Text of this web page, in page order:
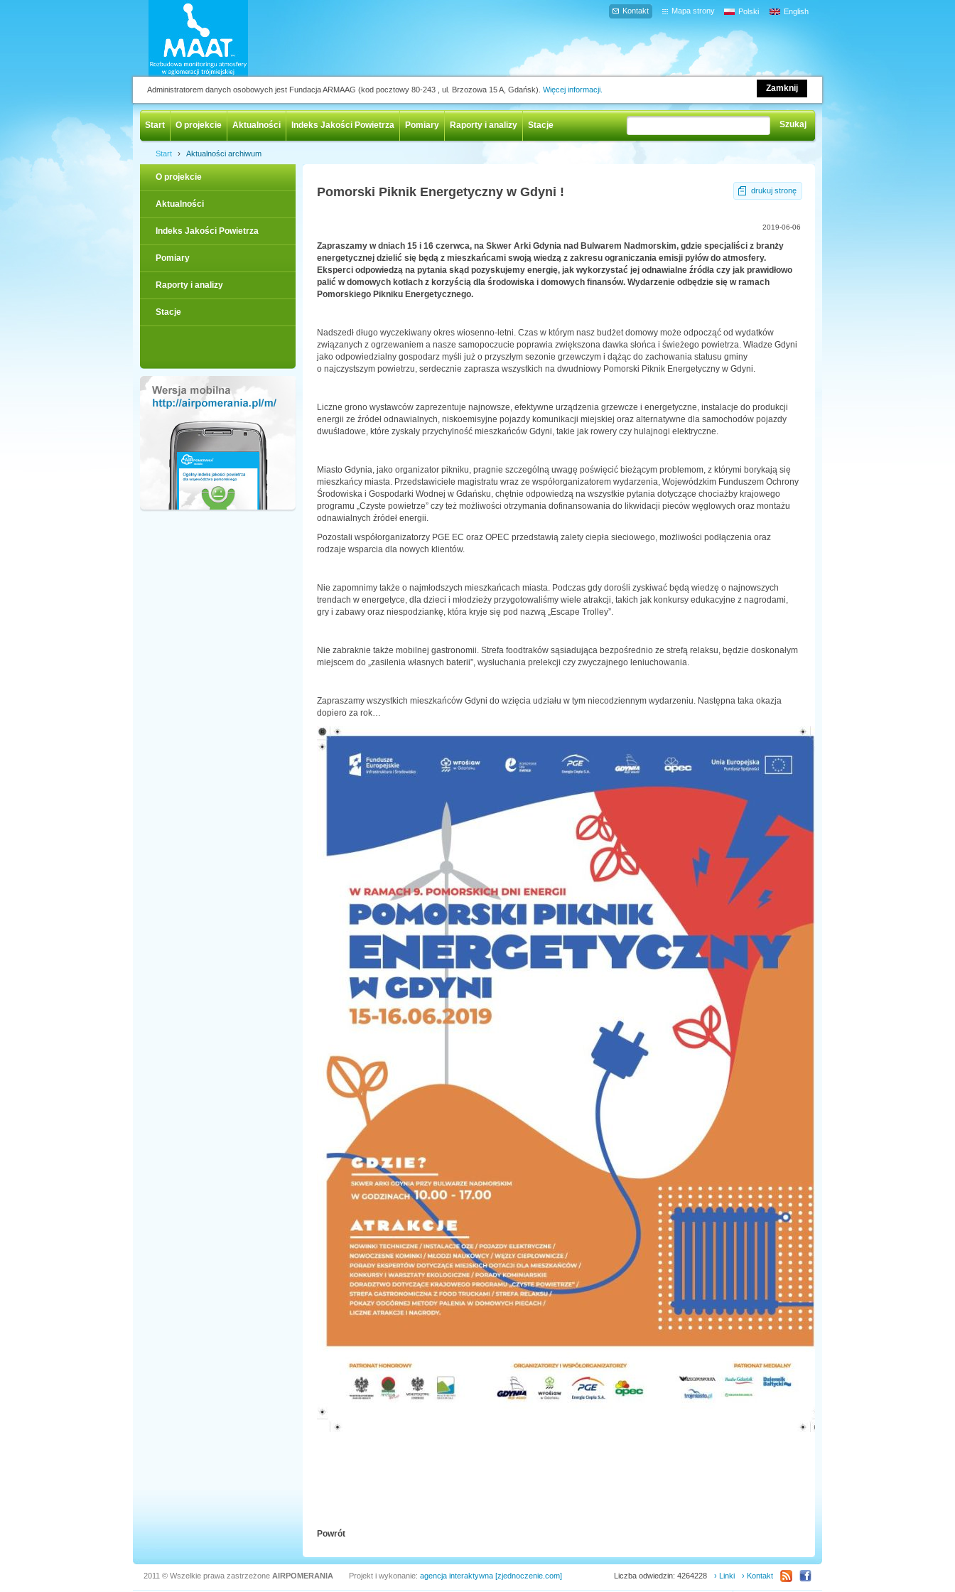
Zamknij
Administratorem danych osobowych jest Fundacja ARMAAG (kod pocztowy 80-243 , ul. Brzozowa 15 A, Gdańsk). Więcej informacji.
Mapa strony
Kontakt Polski English
Start O projekcie Aktualności Indeks Jakości Powietrza Pomiary Raporty i analizy Stacje
Start › Aktualności archiwum
O projekcie
Aktualności
Indeks Jakości Powietrza
Pomiary
Raporty i analizy
Stacje
drukuj stronę
Pomorski Piknik Energetyczny w Gdyni !
2019-06-06
Zapraszamy w dniach 15 i 16 czerwca, na Skwer Arki Gdynia nad Bulwarem Nadmorskim, gdzie specjaliści z branży
energetycznej dzielić się będą z mieszkańcami swoją wiedzą z zakresu ograniczania emisji pyłów do atmosfery.
Eksperci odpowiedzą na pytania skąd pozyskujemy energię, jak wykorzystać jej odnawialne źródła czy jak prawidłowo
palić w domowych kotłach z korzyścią dla środowiska i domowych finansów. Wydarzenie odbędzie się w ramach
Pomorskiego Pikniku Energetycznego.
Nadszedł długo wyczekiwany okres wiosenno-letni. Czas w którym nasz budżet domowy może odpocząć od wydatków
związanych z ogrzewaniem a nasze samopoczucie poprawia zwiększona dawka słońca i świeżego powietrza. Władze Gdyni
jako odpowiedzialny gospodarz myśli już o przyszłym sezonie grzewczym i dążąc do zachowania statusu gminy
o najczystszym powietrzu, serdecznie zaprasza wszystkich na dwudniowy Pomorski Piknik Energetyczny w Gdyni.
Liczne grono wystawców zaprezentuje najnowsze, efektywne urządzenia grzewcze i energetyczne, instalacje do produkcji
energii ze źródeł odnawialnych, niskoemisyjne pojazdy komunikacji miejskiej oraz alternatywne dla samochodów pojazdy
dwuśladowe, które zyskały przychylność mieszkańców Gdyni, takie jak rowery czy hulajnogi elektryczne.
Miasto Gdynia, jako organizator pikniku, pragnie szczególną uwagę poświęcić bieżącym problemom, z którymi borykają się
mieszkańcy miasta. Przedstawiciele magistratu wraz ze współorganizatorem wydarzenia, Wojewódzkim Funduszem Ochrony
Środowiska i Gospodarki Wodnej w Gdańsku, chętnie odpowiedzą na wszystkie pytania dotyczące chociażby krajowego
programu „Czyste powietrze” czy też możliwości otrzymania dofinansowania do likwidacji pieców węglowych oraz montażu
odnawialnych źródeł energii.
Pozostali współorganizatorzy PGE EC oraz OPEC przedstawią zalety ciepła sieciowego, możliwości podłączenia oraz
rodzaje wsparcia dla nowych klientów.
Nie zapomnimy także o najmłodszych mieszkańcach miasta. Podczas gdy dorośli zyskiwać będą wiedzę o najnowszych
trendach w energetyce, dla dzieci i młodzieży przygotowaliśmy wiele atrakcji, takich jak konkursy edukacyjne z nagrodami,
gry i zabawy oraz niespodziankę, która kryje się pod nazwą „Escape Trolley”.
Nie zabraknie także mobilnej gastronomii. Strefa foodtraków sąsiadująca bezpośrednio ze strefą relaksu, będzie doskonałym
miejscem do „zasilenia własnych baterii”, wysłuchania prelekcji czy zwyczajnego leniuchowania.
Zapraszamy wszystkich mieszkańców Gdyni do wzięcia udziału w tym niecodziennym wydarzeniu. Następna taka okazja
dopiero za rok…
Powrót
2011 © Wszelkie prawa zastrzeżone AIRPOMERANIA Projekt i wykonanie: agencja interaktywna [zjednoczenie.com] › Kontakt
› Linki
Liczba odwiedzin: 4264228